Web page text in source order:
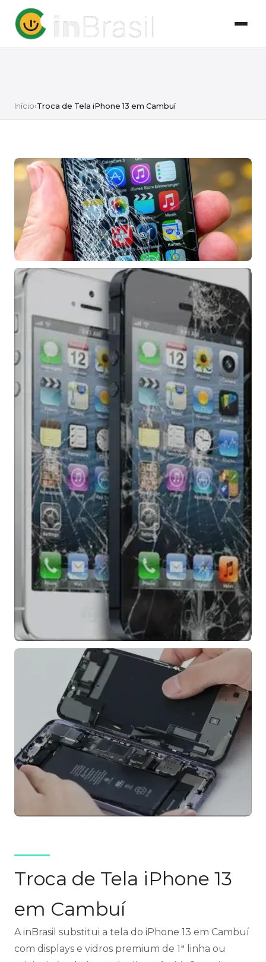
Início›Troca de Tela iPhone 13 em Cambuí
Troca de Tela iPhone 13
em Cambuí
A inBrasil substitui a tela do iPhone 13 em Cambuí
com displays e vidros premium de 1ª linha ou